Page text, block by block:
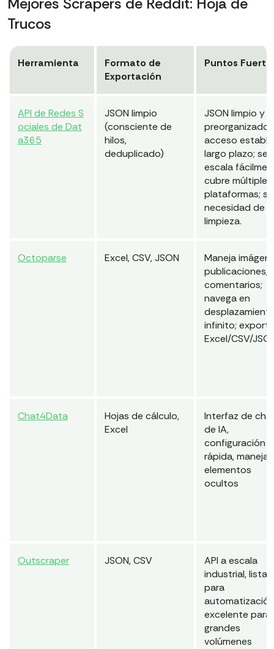
Trucos
Herramienta
Formato de
Exportación
Puntos
API de Redes S
ociales de Dat
a365
JSON limpio
(consciente de
hilos,
deduplicado)
JSON limpio y
preorganizado;
acceso
largo plazo; se
escala
cubre múltiples
plataformas;
necesidad de
limpieza.
Octoparse Excel, CSV, JSON
Maneja
publicaciones,
comentarios;
navega en
infinito;
Excel/CSV/
Chat4Data
Hojas de cálculo,
Excel
Interfaz de
de IA,
configuración
rápida, maneja
elementos
ocultos
Outscraper JSON, CSV
API a escala
industrial, lista
para
excelente para
grandes
volúmenes